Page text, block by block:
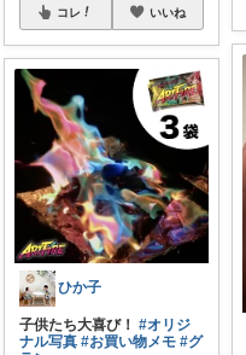
コレ いいね
ひか子
子供たち大喜び！#オリジ
ナル写真 #お買い物メモ #グ